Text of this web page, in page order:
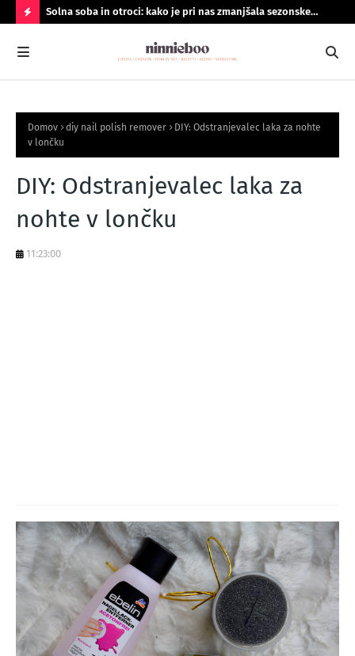
A
O
B
A
N
Solna soba in otroci: kako je pri nas zmanjšala sezonske
Domov diy nail polish remover
DIY: Odstranjevalec laka za nohte
v lončku
DIY: Odstranjevalec laka za
nohte v lončku
11:23:00